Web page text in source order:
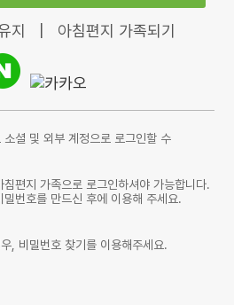
지 아침편지 가족되기
소셜 및 외부 계정으로 로그인할 수
편지 가족으로 로그인하셔야 가능합니다.
번호를 만드신 후에 이용해 주세요.
, 비밀번호 찾기를 이용해주세요.